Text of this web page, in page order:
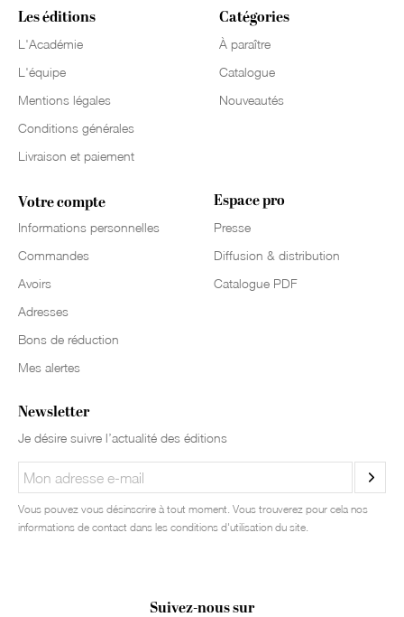
Les éditions
L'Académie
L'équipe
Mentions légales
Conditions générales
Livraison et paiement
Catégories
À paraître
Catalogue
Nouveautés
Votre compte
Informations personnelles
Commandes
Avoirs
Adresses
Bons de réduction
Mes alertes
Espace pro
Presse
Diffusion & distribution
Catalogue PDF
Newsletter
Je désire suivre l’actualité des éditions
Vous pouvez vous désinscrire à tout moment. Vous trouverez pour cela nos
informations de contact dans les conditions d'utilisation du site.
Suivez-nous sur